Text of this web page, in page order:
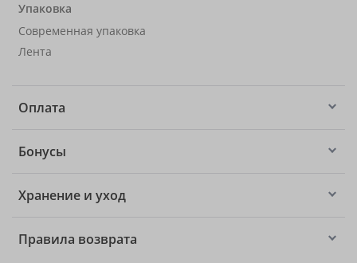
Упаковка
Современная упаковка
Лента
Оплата
Бонусы
Хранение и уход
Правила возврата